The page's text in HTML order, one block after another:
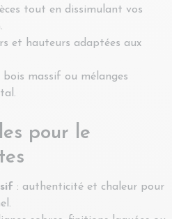
tout en dissimulant vos
et hauteurs adaptées aux
massif ou mélanges
pour le
: authenticité et chaleur pour